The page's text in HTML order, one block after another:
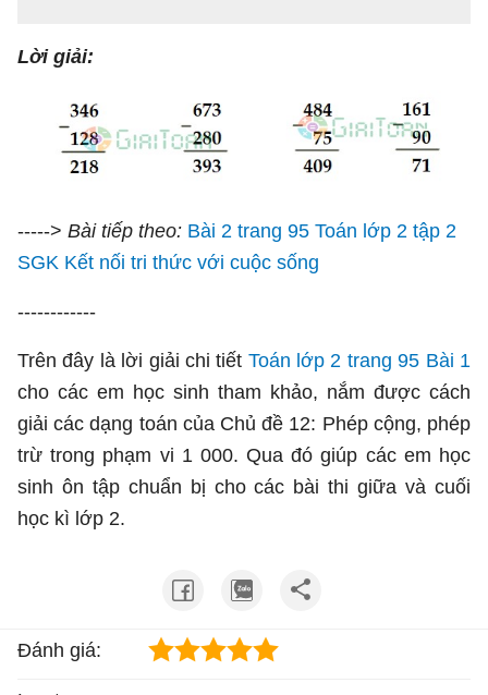
Lời giải:
-----> Bài tiếp theo: Bài 2 trang 95 Toán lớp 2 tập 2
SGK Kết nối tri thức với cuộc sống
------------
Trên đây là lời giải chi tiết Toán lớp 2 trang 95 Bài 1
cho các em học sinh tham khảo, nắm được cách
giải các dạng toán của Chủ đề 12: Phép cộng, phép
trừ trong phạm vi 1 000. Qua đó giúp các em học
sinh ôn tập chuẩn bị cho các bài thi giữa và cuối
học kì lớp 2.
Đánh giá: